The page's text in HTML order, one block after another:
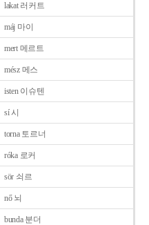
lakat 러커트
máj 마이
mert 메르트
mész 메스
isten 이슈텐
sí 시
torna 토르너
róka 로커
sör 쇠르
nő 뇌
bunda 분더